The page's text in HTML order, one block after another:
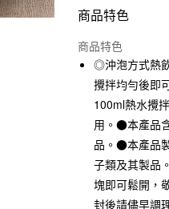
付款方式
信用卡一次付款
信用卡分期付款
3 期 0 利率
合作金庫商業銀
華南商業銀行
上海商業儲蓄銀
國泰世華商業銀行
臺灣中小企業銀
超商取貨付款
LINE Pay
Apple Pay
商品特色
商品特色
◎沖泡方式熱
攪拌均勻後即
100ml熱水攪
用。●本產品
品。●本產品
子類及其製品
塊即可鬆開，
封後請儘早調